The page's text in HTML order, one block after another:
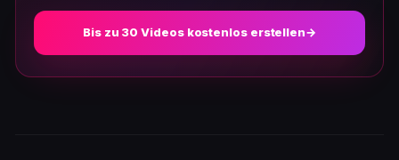
Bis zu 30 Videos kostenlos erstellen→